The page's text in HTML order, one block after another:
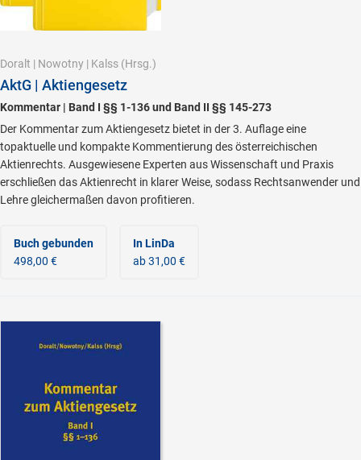
Doralt | Nowotny | Kalss (Hrsg.)
AktG | Aktiengesetz
Kommentar | Band I §§ 1-136 und Band II §§ 145-273
Der Kommentar zum Aktiengesetz bietet in der 3. Auflage eine
topaktuelle und kompakte Kommentierung des österreichischen
Aktienrechts. Ausgewiesene Experten aus Wissenschaft und Praxis
erschließen das Aktienrecht in klarer Weise, sodass Rechtsanwender und
Lehre gleichermaßen davon profitieren.
Buch gebunden
498,00 €
In LinDa
ab 31,00 €